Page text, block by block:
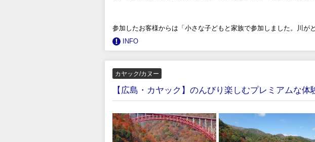
参加したお客様からは「小さな子どもと家族で参加しました。川が
INFO
カヤック/カヌー
【広島・カヤック】のんびり楽しむプレミアムな